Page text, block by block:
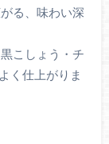
る、味わい深
こしょう・チ
く仕上がりま